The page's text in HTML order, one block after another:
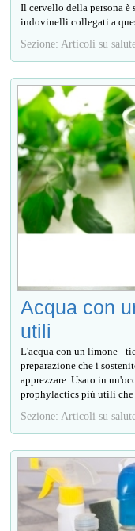
Il cervello della persona
indovinelli collegati a
Sezione: Articoli su
Acqua con
utili
L'acqua con un limone -
preparazione che i
apprezzare. Usato in
prophylactics più utili che
Sezione: Articoli su